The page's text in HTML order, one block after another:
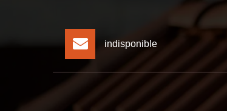
indisponible